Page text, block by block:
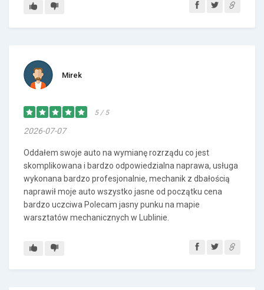
Mirek
5 / 5
2026-07-07
Oddałem swoje auto na wymianę rozrządu co jest
skomplikowana i bardzo odpowiedzialna naprawa, usługa
wykonana bardzo profesjonalnie, mechanik z dbałością
naprawił moje auto wszystko jasne od początku cena
bardzo uczciwa Polecam jasny punku na mapie
warsztatów mechanicznych w Lublinie.